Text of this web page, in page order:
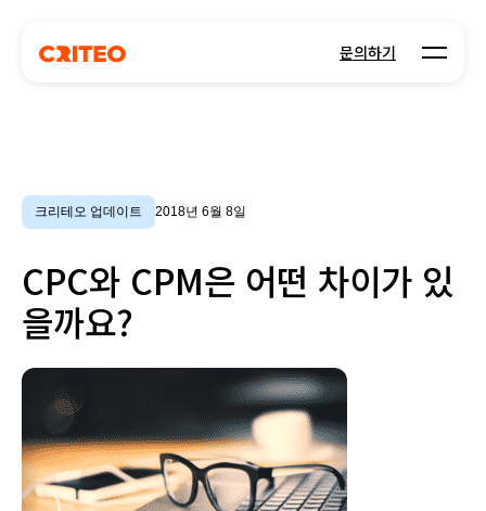
문의하기 Open
크리테오 업데이트 2018년 6월 8일
CPC와 CPM은 어떤 차이가 있
을까요?